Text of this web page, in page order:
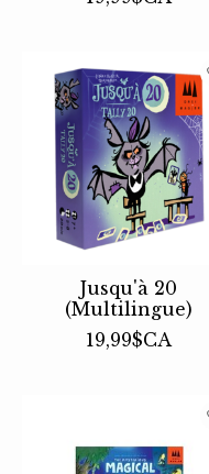
Jusqu'à 20
(Multilingue)
19,99$CA